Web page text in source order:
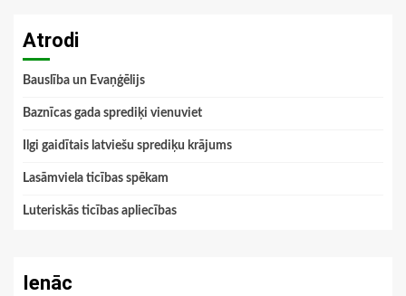
Atrodi
Bauslība un Evaņģēlijs
Baznīcas gada sprediķi vienuviet
Ilgi gaidītais latviešu sprediķu krājums
Lasāmviela ticības spēkam
Luteriskās ticības apliecības
Ienāc